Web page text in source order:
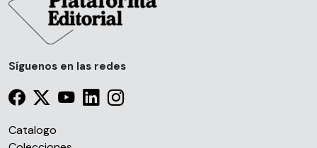
Síguenos en las redes
Catalogo